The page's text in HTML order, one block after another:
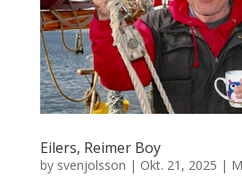
Eilers, Reimer Boy
by svenjolsson | Okt. 21, 2025 |